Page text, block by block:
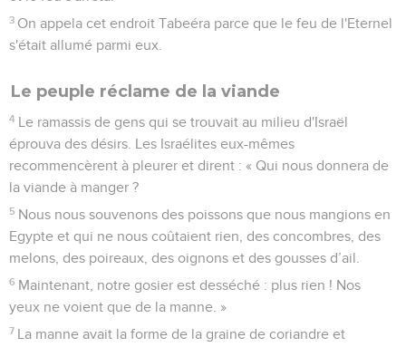
3 On appela cet endroit Tabeéra parce que le feu de l'Eternel
s'était allumé parmi eux.
Le peuple réclame de la viande
4 Le ramassis de gens qui se trouvait au milieu d'Israël
éprouva des désirs. Les Israélites eux-mêmes
recommencèrent à pleurer et dirent : « Qui nous donnera de
la viande à manger ?
5 Nous nous souvenons des poissons que nous mangions en
Egypte et qui ne nous coûtaient rien, des concombres, des
melons, des poireaux, des oignons et des gousses d’ail.
6 Maintenant, notre gosier est desséché : plus rien ! Nos
yeux ne voient que de la manne. »
7 La manne avait la forme de la graine de coriandre et